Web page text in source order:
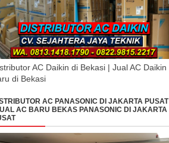
AC Daikin di Bekasi | Jual AC Daikin
di Bekasi
AC PANASONIC DI JAKARTA PUSAT
AC BARU BEKAS PANASONIC DI JAKARTA